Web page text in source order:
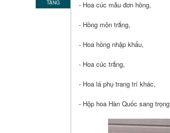
TẶNG
- Hoa cúc mẫu đơn hồng,
- Hồng môn trắng,
- Hoa hồng nhập khẩu,
- Hoa cúc trắng,
- Hoa lá phụ trang trí khác,
- Hộp hoa Hàn Quốc sang trọng